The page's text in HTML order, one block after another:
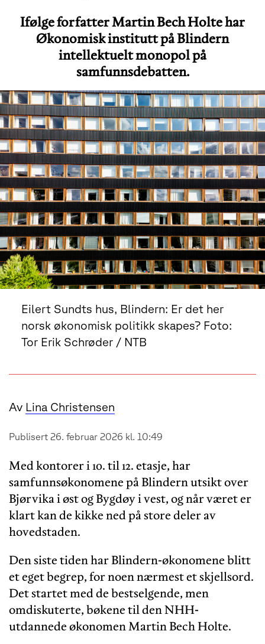
Ifølge forfatter Martin Bech Holte har
Økonomisk institutt på Blindern
intellektuelt monopol på
samfunnsdebatten.
Eilert Sundts hus, Blindern: Er det her
norsk økonomisk politikk skapes? Foto:
Tor Erik Schrøder / NTB
Av Lina Christensen
Publisert 26. februar 2026 kl. 10:49
Med kontorer i 10. til 12. etasje, har
samfunnsøkonomene på Blindern utsikt over
Bjørvika i øst og Bygdøy i vest, og når været er
klart kan de kikke ned på store deler av
hovedstaden.
Den siste tiden har Blindern-økonomene blitt
et eget begrep, for noen nærmest et skjellsord.
Det startet med de bestselgende, men
omdiskuterte, bøkene til den NHH-
utdannede økonomen Martin Bech Holte.